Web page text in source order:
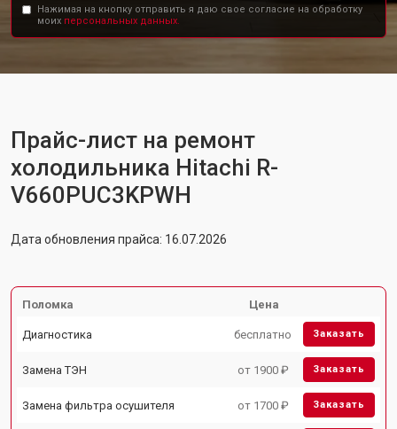
Нажимая на кнопку отправить я даю свое согласие на обработку
моих персональных данных.
Прайс-лист на ремонт
холодильника Hitachi R-
V660PUC3KPWH
Дата обновления прайса: 16.07.2026
Поломка Цена
Диагностика бесплатно Заказать
Замена ТЭН от 1900 ₽ Заказать
Замена фильтра осушителя от 1700 ₽ Заказать